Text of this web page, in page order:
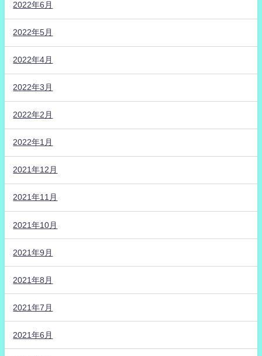
2022年6月
2022年5月
2022年4月
2022年3月
2022年2月
2022年1月
2021年12月
2021年11月
2021年10月
2021年9月
2021年8月
2021年7月
2021年6月